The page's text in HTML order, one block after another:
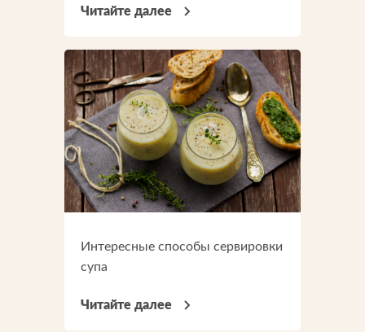
Читайте далее
Интересные способы сервировки
супа
Читайте далее